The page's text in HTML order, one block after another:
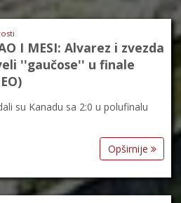
I MESI: Alvarez i zvezda
''gaučose'' u finale
su Kanadu sa 2:0 u polufinalu
Opširnije